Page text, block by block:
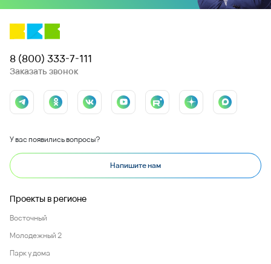
8 (800) 333-7-111
Заказать звонок
У вас появились вопросы?
Напишите нам
Проекты в регионе
Восточный
Молодежный 2
Парк у дома